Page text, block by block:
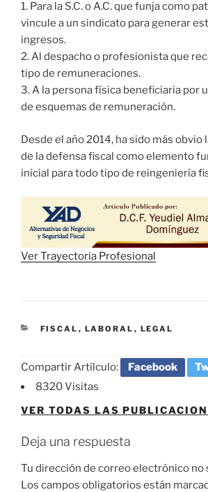
1. Para la S.C. o A.C. que funja como
vincule a un sindicato para generar
ingresos.
2. Al despacho o profesionista que
tipo de remuneraciones.
3. A la persona física beneficiaria por
de esquemas de remuneración.
Desde el año 2014, ha sido más
de la defensa fiscal como elemento
inicial para todo tipo de reingeniería
Ver Trayectoria Profesional
CATEGORÍAS
FISCAL , LABORAL , LEGAL
Compartir Artílculo: Facebook
8320 Visitas
VER TODAS LAS
Deja una respuesta
Tu dirección de correo electrónico no
Los campos obligatorios están